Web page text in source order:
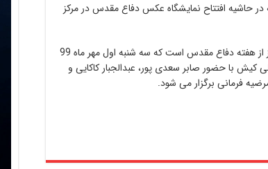
در حاشیه افتتاح نمایشگاه عکس دفاع مقدس در مرکز
گفتنی است؛ شب شعر دفاع مقدس، ویژه برنامه دومین روز از هفته دفاع مقدس است که سه شنبه اول مهر ماه 99
کیش با حضور صابر سعدی پور، عبدالجبار کاکایی و
فرمانی برگزار می شود.